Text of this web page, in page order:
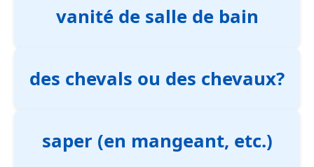
vanité de salle de bain
des chevals ou des chevaux?
saper (en mangeant, etc.)